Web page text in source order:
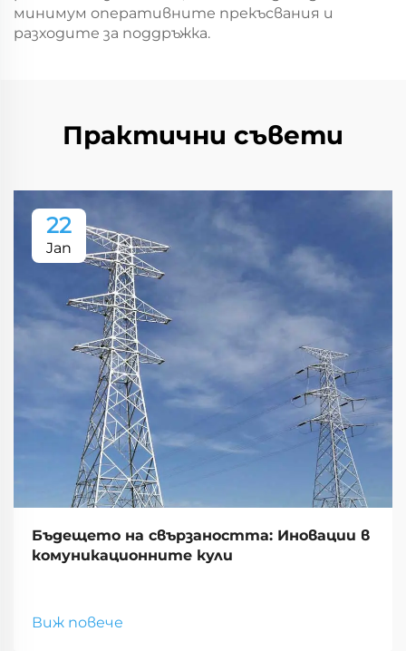
минимум оперативните прекъсвания и
разходите за поддръжка.
Практични съвети
22
Jan
Бъдещето на свързаността: Иновации в
комуникационните кули
Виж повече